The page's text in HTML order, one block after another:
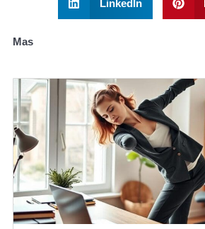
LinkedIn
Mas